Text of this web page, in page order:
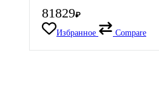
81829₽
Избранное
Compare